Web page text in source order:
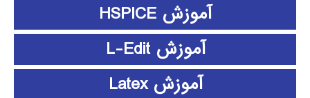
آموزش HSPICE
آموزش L-Edit
آموزش Latex